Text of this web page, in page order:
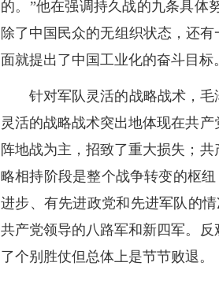
的。”他在强调持久战的九条具体
除了中国民众的无组织状态，还
面就提出了中国工业化的奋斗目标。
针对军队灵活的战略战术，
灵活的战略战术突出地体现在共
阵地战为主，招致了重大损失；
略相持阶段是整个战争转变的枢
进步、有先进政党和先进军队的
共产党领导的八路军和新四军。
了个别胜仗但总体上是节节败退。